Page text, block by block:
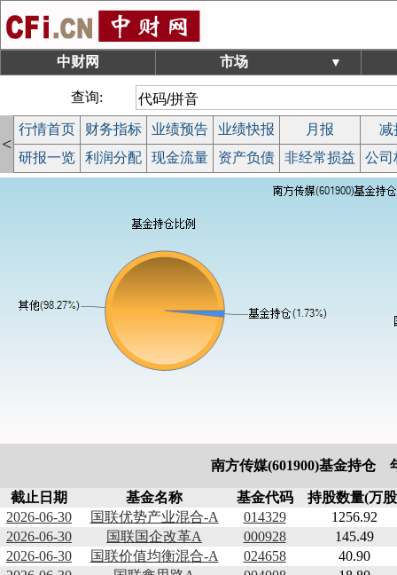
中财网 市场 ▼
查询:
<
行情首页 财务指标 业绩预告 业绩快报 月报
减
研报一览
利润分配 现金流量 资产负债 非经常损益 公司
南方传媒(601900)基金持仓
截止日期 基金名称 基金代码
持股数量(万
2026-06-30
国联优势产业混合-A 014329
1256.92
2026-06-30
国联国企改革A 000928
145.49
2026-06-30
国联价值均衡混合-A 024658
40.90